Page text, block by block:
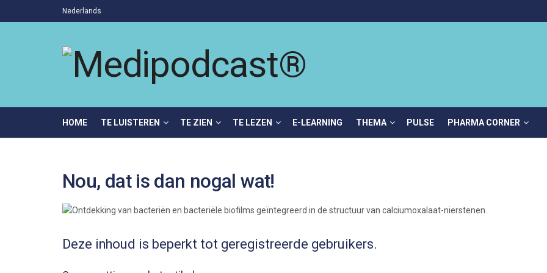
Nederlands
HOME TE LUISTEREN TE ZIEN TE LEZEN E-LEARNING THEMA PULSE PHARMA CORNER
Nou, dat is dan nogal wat!
Deze inhoud is beperkt tot geregistreerde gebruikers.